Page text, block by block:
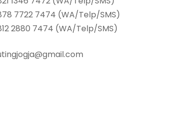
7722 7474 (WA/Telp/SMS)
2880 7474 (WA/Telp/SMS)